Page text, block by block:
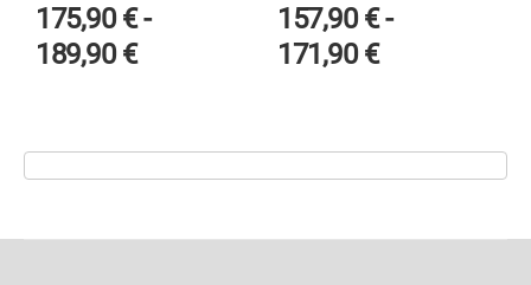
175,90€-
189,90€
157,90€-
171,90€